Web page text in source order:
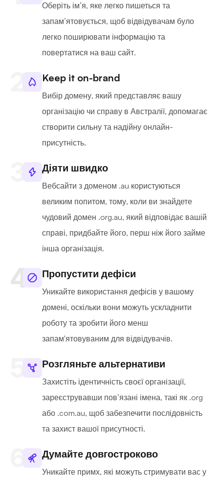
Оберіть ім’я, яке легко пишеться та
запам’ятовується, щоб відвідувачам було
легко поширювати інформацію та
повертатися на ваш сайт.
Keep it on-brand
Вибір домену, який представляє вашу
організацію чи справу в Австралії, допомагає
створити сильну та надійну онлайн-
присутність.
Діяти швидко
Вебсайти з доменом .au користуються
великим попитом, тому, коли ви знайдете
чудовий домен .org.au, який відповідає вашій
справі, придбайте його, перш ніж його займе
інша організація.
Пропустити дефіси
Уникайте використання дефісів у вашому
домені, оскільки вони можуть ускладнити
роботу та зробити його менш
запам'ятовуваним для відвідувачів.
Розгляньте альтернативи
Захистіть ідентичність своєї організації,
зареєструвавши пов’язані імена, такі як .org
або .com.au, щоб забезпечити послідовність
та захист вашої присутності.
Думайте довгостроково
Уникайте примх, які можуть стримувати вас у